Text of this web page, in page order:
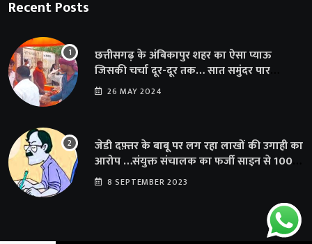
Recent Posts
छत्तीसगढ़ के अंबिकापुर शहर का ऐसा प्याऊ
जिसकी चर्चा दूर-दूर तक… सात समुंदर पार
अमेरिका से भी पहुंचा सहयोग
26 MAY 2024
जेडी दफ़्तर के बाबू पर लग रहा लाखों की उगाही का
आरोप …संयुक्त संचालक का फर्जी साइन से 100
शिक्षकों क़ो थमाया संशोधन आदेश
8 SEPTEMBER 2023